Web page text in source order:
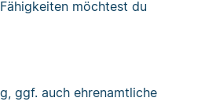
möchtest du
ggf. auch ehrenamtliche